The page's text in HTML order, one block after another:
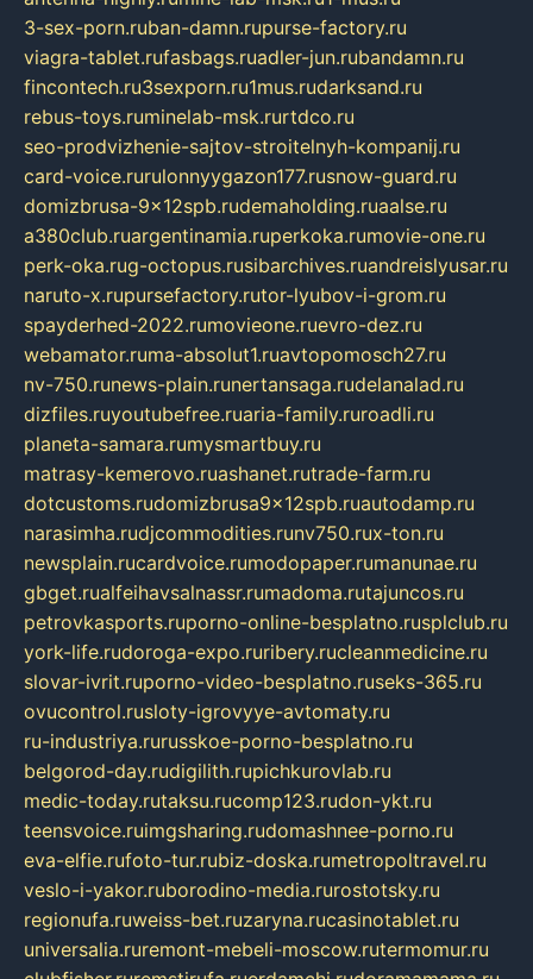
3-sex-porn.ruban-damn.rupurse-factory.ru
viagra-tablet.rufasbags.ruadler-jun.rubandamn.ru
fincontech.ru3sexporn.ru1mus.rudarksand.ru
rebus-toys.ruminelab-msk.rurtdco.ru
seo-prodvizhenie-sajtov-stroitelnyh-kompanij.ru
card-voice.rurulonnyygazon177.rusnow-guard.ru
domizbrusa-9x12spb.rudemaholding.ruaalse.ru
a380club.ruargentinamia.ruperkoka.rumovie-one.ru
perk-oka.rug-octopus.rusibarchives.ruandreislyusar.ru
naruto-x.rupursefactory.rutor-lyubov-i-grom.ru
spayderhed-2022.rumovieone.ruevro-dez.ru
webamator.ruma-absolut1.ruavtopomosch27.ru
nv-750.runews-plain.runertansaga.rudelanalad.ru
dizfiles.ruyoutubefree.ruaria-family.ruroadli.ru
planeta-samara.rumysmartbuy.ru
matrasy-kemerovo.ruashanet.rutrade-farm.ru
dotcustoms.rudomizbrusa9x12spb.ruautodamp.ru
narasimha.rudjcommodities.runv750.rux-ton.ru
newsplain.rucardvoice.rumodopaper.rumanunae.ru
gbget.rualfeihavsalnassr.rumadoma.rutajuncos.ru
petrovkasports.ruporno-online-besplatno.rusplclub.ru
york-life.rudoroga-expo.ruribery.rucleanmedicine.ru
slovar-ivrit.ruporno-video-besplatno.ruseks-365.ru
ovucontrol.rusloty-igrovyye-avtomaty.ru
ru-industriya.rurusskoe-porno-besplatno.ru
belgorod-day.rudigilith.rupichkurovlab.ru
medic-today.rutaksu.rucomp123.rudon-ykt.ru
teensvoice.ruimgsharing.rudomashnee-porno.ru
eva-elfie.rufoto-tur.rubiz-doska.rumetropoltravel.ru
veslo-i-yakor.ruborodino-media.rurostotsky.ru
regionufa.ruweiss-bet.ruzaryna.rucasinotablet.ru
universalia.ruremont-mebeli-moscow.rutermomur.ru